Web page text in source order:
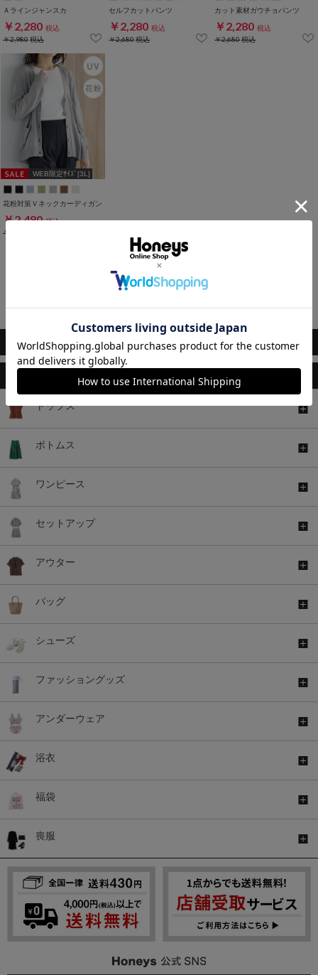
Ａラインジャンスカ
￥2,280 税込
￥2,980税込
セルフカットパンツ
￥2,280 税込
￥2,680税込
カット素材ガウチョパンツ
￥2,280 税込
￥2,680税込
WEB限定ｻｲｽﾞ[3L]
花粉対策Ｖネックカーディガン
￥2,480 税込
￥2,980
1～7件 (全7件)
※一部店舗と価格が異なる場合がございます。
※値下げ前にご購入された商品の価格変更・差額返金等は承っておりません。
このアイテムもおすすめ
トップス
ボトムス
ワンピース
セットアップ
アウター
バッグ
シューズ
ファッショングッズ
アンダーウェア
浴衣
福袋
喪服